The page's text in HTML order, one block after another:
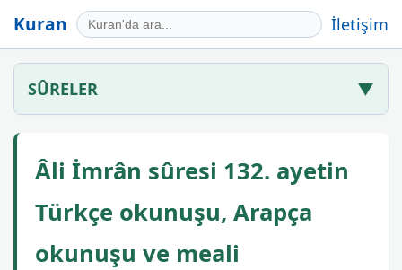
Kuran İletişim
SÛRELER ▼
Âli İmrân sûresi 132. ayetin
Türkçe okunuşu, Arapça
okunuşu ve meali